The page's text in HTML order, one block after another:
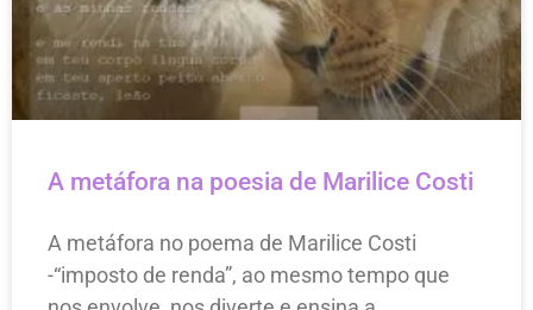
A metáfora na poesia de Marilice Costi
A metáfora no poema de Marilice Costi
-“imposto de renda”, ao mesmo tempo que